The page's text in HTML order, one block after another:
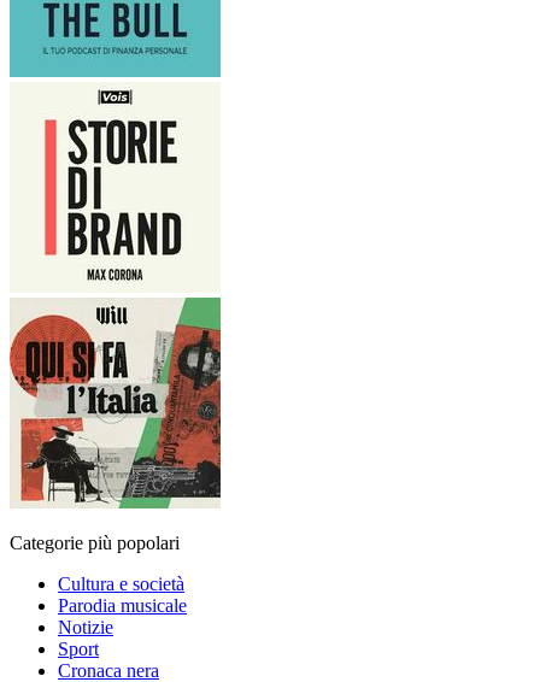
Categorie più popolari
Cultura e società
Parodia musicale
Notizie
Sport
Cronaca nera